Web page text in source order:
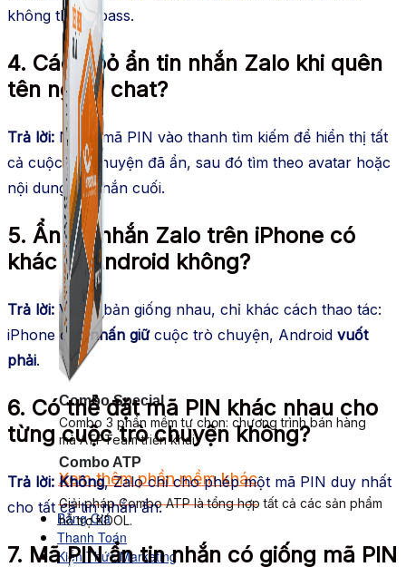
Combo Special
Combo 3 phần mềm tự chọn: chương trình bán hàng
mà ATPTeam triển khai.
Xem thêm phần mềm khác
Xem thêm phần mềm khác
Bảng Giá
Thanh Toán
Kiến Thức Marketing
Combo ATP
Giải pháp Combo ATP là tổng hợp tất cả các sản phẩm
hỗ trợ KDOL.
không thể bypass.
4. Cách bỏ ẩn tin nhắn Zalo khi quên
tên người chat?
Trả lời: Nhập mã PIN vào thanh tìm kiếm để hiển thị tất
cả cuộc trò chuyện đã ẩn, sau đó tìm theo avatar hoặc
nội dung tin nhắn cuối.
5. Ẩn tin nhắn Zalo trên iPhone có
khác gì Android không?
Trả lời: Về cơ bản giống nhau, chỉ khác cách thao tác:
iPhone cầnnhấn giữcuộc trò chuyện, Android vuốt
phải.
6. Có thể đặt mã PIN khác nhau cho
từng cuộc trò chuyện không?
Trả lời: Không, Zalo chỉ cho phép một mã PIN duy nhất
cho tất cả tin nhắn ẩn.
7. Mã PIN ẩn tin nhắn có giống mã PIN